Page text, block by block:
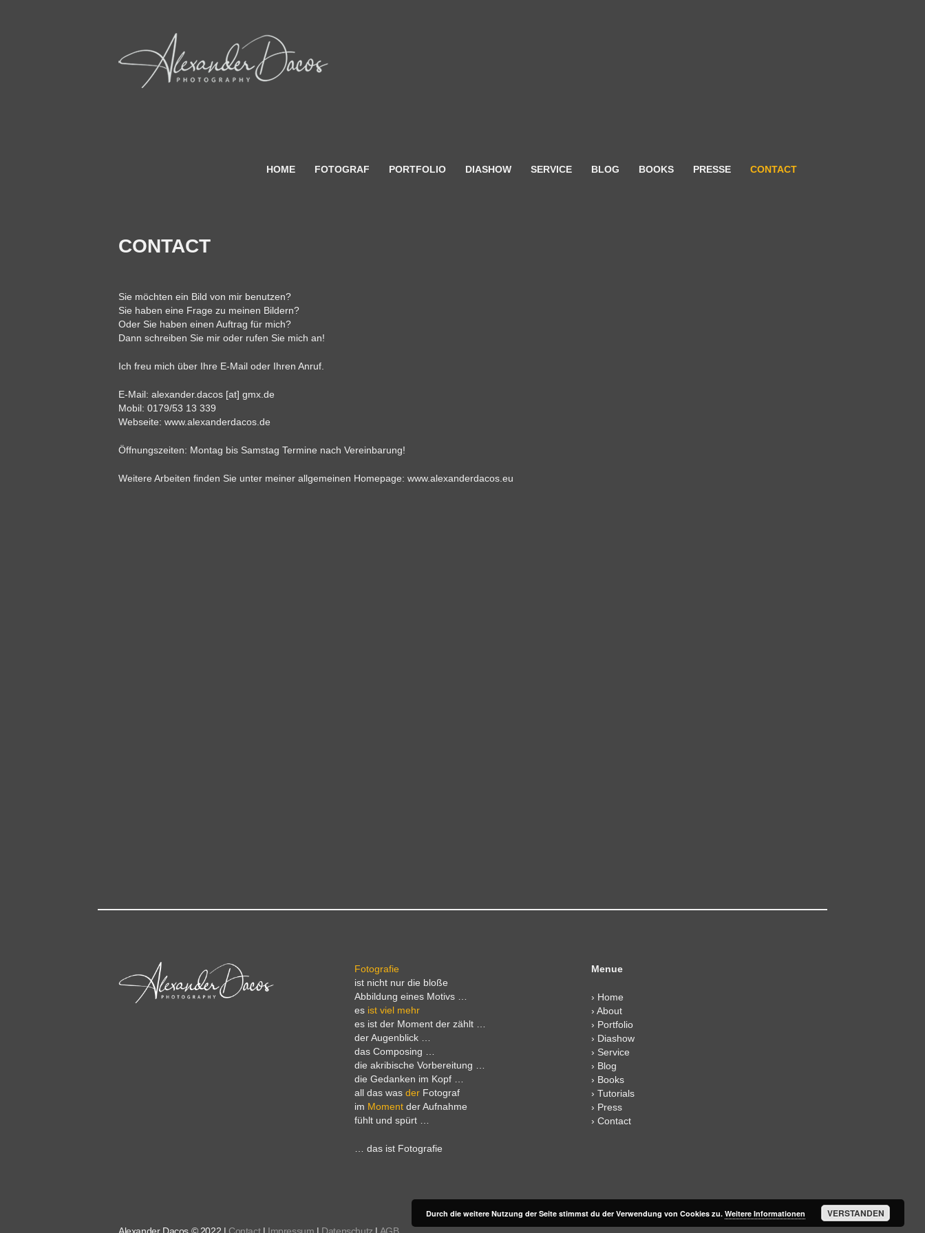
HOME FOTOGRAF PORTFOLIO DIASHOW SERVICE BLOG BOOKS PRESSE CONTACT
CONTACT
Sie möchten ein Bild von mir benutzen?
Sie haben eine Frage zu meinen Bildern?
Oder Sie haben einen Auftrag für mich?
Dann schreiben Sie mir oder rufen Sie mich an!
Ich freu mich über Ihre E-Mail oder Ihren Anruf.
E-Mail: alexander.dacos [at] gmx.de
Mobil: 0179/53 13 339
Webseite: www.alexanderdacos.de
Öffnungszeiten: Montag bis Samstag Termine nach Vereinbarung!
Weitere Arbeiten finden Sie unter meiner allgemeinen Homepage: www.alexanderdacos.eu
Fotografie
ist nicht nur die bloße
Abbildung eines Motivs …
es ist viel mehr
es ist der Moment der zählt …
der Augenblick …
das Composing …
die akribische Vorbereitung …
die Gedanken im Kopf …
all das wasder Fotograf
im Moment der Aufnahme
fühlt und spürt …
… das ist Fotografie
Menue
› Home
› About
› Portfolio
› Diashow
› Service
› Blog
› Books
› Tutorials
› Press
› Contact
Durch die weitere Nutzung der Seite stimmst du der Verwendung von Cookies zu. Weitere Informationen VERSTANDEN